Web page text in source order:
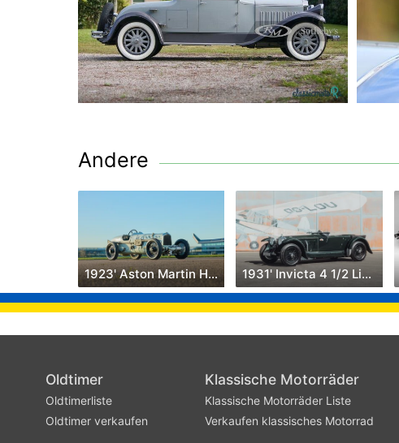
Andere
1923' Aston Martin Halford Special 1931' Invicta 4 1/2 Litre
Oldtimer
Oldtimerliste
Oldtimer verkaufen
Klassische Motorräder
Klassische Motorräder Liste
Verkaufen klassisches Motorrad